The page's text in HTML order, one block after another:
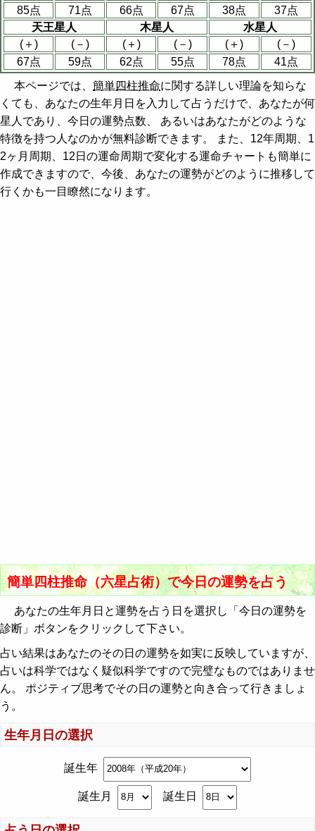
85点
71点 66点 67点 38点
37点
天王星人
木星人
水星人
(＋)
(－) (＋) (－) (＋)
(－)
67点
59点 62点 55点 78点
41点
本ページでは、 簡単四柱推命に関する詳しい理論を知らな
くても、あなたの生年月日を入力して占うだけで、あなたが何
星人であり、今日の運勢点数、 あるいはあなたがどのような
特徴を持つ人なのかが無料診断できます。 また、12年周期、1
2ヶ月周期、12日の運命周期で変化する運命チャートも簡単に
作成できますので、今後、あなたの運勢がどのように推移して
行くかも一目瞭然になります。
簡単四柱推命（六星占術）で今日の運勢を占う
あなたの生年月日と運勢を占う日を選択し「今日の運勢を
診断」ボタンをクリックして下さい。
占い結果はあなたのその日の運勢を如実に反映していますが、
占いは科学ではなく疑似科学ですので完璧なものではありませ
ん。 ポジティブ思考でその日の運勢と向き合って行きましょ
う。
生年月日の選択
誕生年
誕生月 誕生日